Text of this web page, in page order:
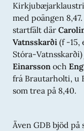
med poängen
startfält där
Vatnsskarði (f -15,
Stóra-Vatnsskarði)
Einarsson och
frá Brautarholti, u
som trea på 8,40.
Även GDB bjöd på